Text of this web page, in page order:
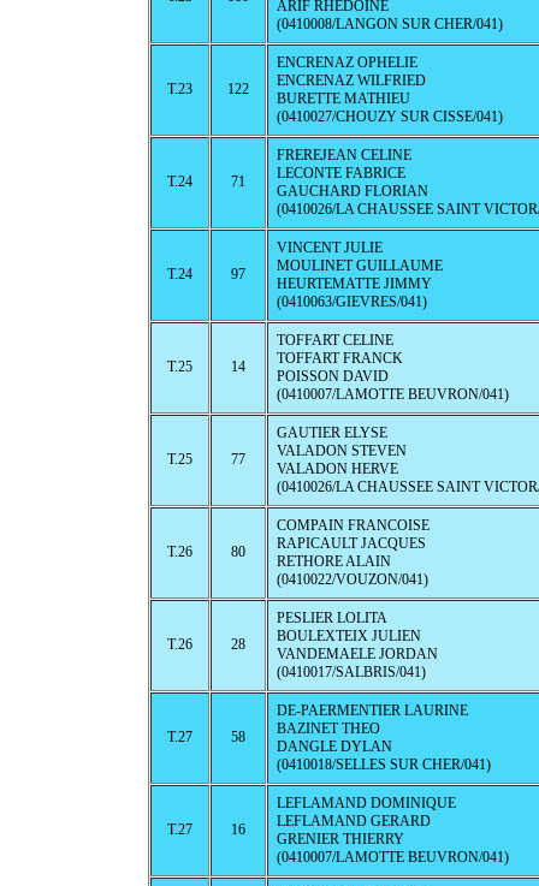
ARIF RHEDOINE
(0410008/LANGON SUR CHER/041)
T.23 122
ENCRENAZ OPHELIE
ENCRENAZ WILFRIED
BURETTE MATHIEU
(0410027/CHOUZY SUR CISSE/041)
T.24 71
FREREJEAN CELINE
LECONTE FABRICE
GAUCHARD FLORIAN
(0410026/LA CHAUSSEE SAINT
T.24 97
VINCENT JULIE
MOULINET GUILLAUME
HEURTEMATTE JIMMY
(0410063/GIEVRES/041)
T.25 14
TOFFART CELINE
TOFFART FRANCK
POISSON DAVID
(0410007/LAMOTTE BEUVRON/041)
T.25 77
GAUTIER ELYSE
VALADON STEVEN
VALADON HERVE
(0410026/LA CHAUSSEE SAINT
T.26 80
COMPAIN FRANCOISE
RAPICAULT JACQUES
RETHORE ALAIN
(0410022/VOUZON/041)
T.26 28
PESLIER LOLITA
BOULEXTEIX JULIEN
VANDEMAELE JORDAN
(0410017/SALBRIS/041)
T.27 58
DE-PAERMENTIER LAURINE
BAZINET THEO
DANGLE DYLAN
(0410018/SELLES SUR CHER/041)
T.27 16
LEFLAMAND DOMINIQUE
LEFLAMAND GERARD
GRENIER THIERRY
(0410007/LAMOTTE BEUVRON/041)